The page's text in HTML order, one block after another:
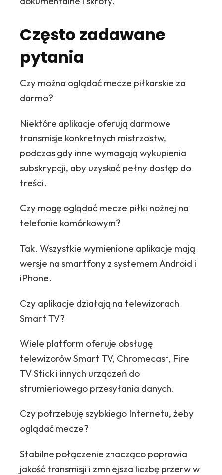
Często zadawane
pytania
Czy można oglądać mecze piłkarskie za
darmo?
Niektóre aplikacje oferują darmowe
transmisje konkretnych mistrzostw,
podczas gdy inne wymagają wykupienia
subskrypcji, aby uzyskać pełny dostęp do
treści.
Czy mogę oglądać mecze piłki nożnej na
telefonie komórkowym?
Tak. Wszystkie wymienione aplikacje mają
wersje na smartfony z systemem Android i
iPhone.
Czy aplikacje działają na telewizorach
Smart TV?
Wiele platform oferuje obsługę
telewizorów Smart TV, Chromecast, Fire
TV Stick i innych urządzeń do
strumieniowego przesyłania danych.
Czy potrzebuję szybkiego Internetu, żeby
oglądać mecze?
Stabilne połączenie znacząco poprawia
jakość transmisji i zmniejsza liczbę przerw w